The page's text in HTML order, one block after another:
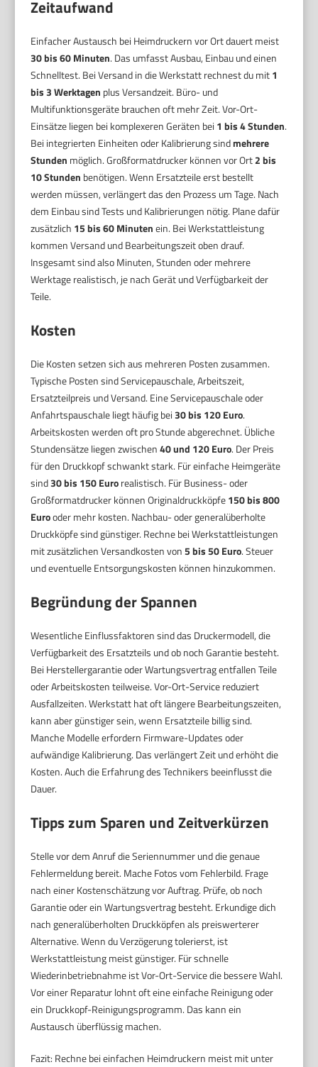
Zeitaufwand
Einfacher Austausch bei Heimdruckern vor Ort dauert meist
30 bis 60 Minuten. Das umfasst Ausbau, Einbau und einen
Schnelltest. Bei Versand in die Werkstatt rechnest du mit1
bis 3 Werktagen plus Versandzeit. Büro- und
Multifunktionsgeräte brauchen oft mehr Zeit. Vor-Ort-
Einsätze liegen bei komplexeren Geräten bei 1 bis 4 Stunden.
Bei integrierten Einheiten oder Kalibrierung sindmehrere
Stunden möglich. Großformatdrucker können vor Ort2 bis
10 Stunden benötigen. Wenn Ersatzteile erst bestellt
werden müssen, verlängert das den Prozess um Tage. Nach
dem Einbau sind Tests und Kalibrierungen nötig. Plane dafür
zusätzlich 15 bis 60 Minutenein. Bei Werkstattleistung
kommen Versand und Bearbeitungszeit oben drauf.
Insgesamt sind also Minuten, Stunden oder mehrere
Werktage realistisch, je nach Gerät und Verfügbarkeit der
Teile.
Kosten
Die Kosten setzen sich aus mehreren Posten zusammen.
Typische Posten sind Servicepauschale, Arbeitszeit,
Ersatzteilpreis und Versand. Eine Servicepauschale oder
Anfahrtspauschale liegt häufig bei30 bis 120 Euro.
Arbeitskosten werden oft pro Stunde abgerechnet. Übliche
Stundensätze liegen zwischen40 und 120 Euro. Der Preis
für den Druckkopf schwankt stark. Für einfache Heimgeräte
sind30 bis 150 Eurorealistisch. Für Business- oder
Großformatdrucker können Originaldruckköpfe150 bis 800
Eurooder mehr kosten. Nachbau- oder generalüberholte
Druckköpfe sind günstiger. Rechne bei Werkstattleistungen
mit zusätzlichen Versandkosten von5 bis 50 Euro. Steuer
und eventuelle Entsorgungskosten können hinzukommen.
Begründung der Spannen
Wesentliche Einflussfaktoren sind das Druckermodell, die
Verfügbarkeit des Ersatzteils und ob noch Garantie besteht.
Bei Herstellergarantie oder Wartungsvertrag entfallen Teile
oder Arbeitskosten teilweise. Vor-Ort-Service reduziert
Ausfallzeiten. Werkstatt hat oft längere Bearbeitungszeiten,
kann aber günstiger sein, wenn Ersatzteile billig sind.
Manche Modelle erfordern Firmware-Updates oder
aufwändige Kalibrierung. Das verlängert Zeit und erhöht die
Kosten. Auch die Erfahrung des Technikers beeinflusst die
Dauer.
Tipps zum Sparen und Zeitverkürzen
Stelle vor dem Anruf die Seriennummer und die genaue
Fehlermeldung bereit. Mache Fotos vom Fehlerbild. Frage
nach einer Kostenschätzung vor Auftrag. Prüfe, ob noch
Garantie oder ein Wartungsvertrag besteht. Erkundige dich
nach generalüberholten Druckköpfen als preiswerterer
Alternative. Wenn du Verzögerung tolerierst, ist
Werkstattleistung meist günstiger. Für schnelle
Wiederinbetriebnahme ist Vor-Ort-Service die bessere Wahl.
Vor einer Reparatur lohnt oft eine einfache Reinigung oder
ein Druckkopf-Reinigungsprogramm. Das kann ein
Austausch überflüssig machen.
Fazit: Rechne bei einfachen Heimdruckern meist mit unter